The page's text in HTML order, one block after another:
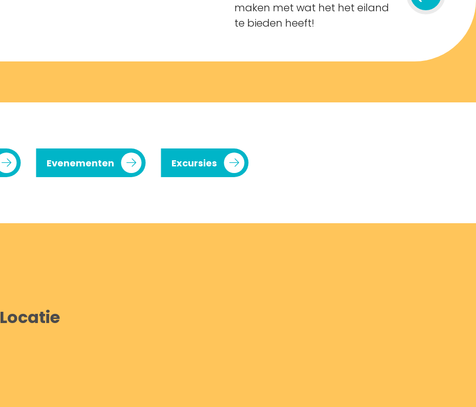
maken met wat het het eiland
te bieden heeft!
Evenementen Excursies
Locatie